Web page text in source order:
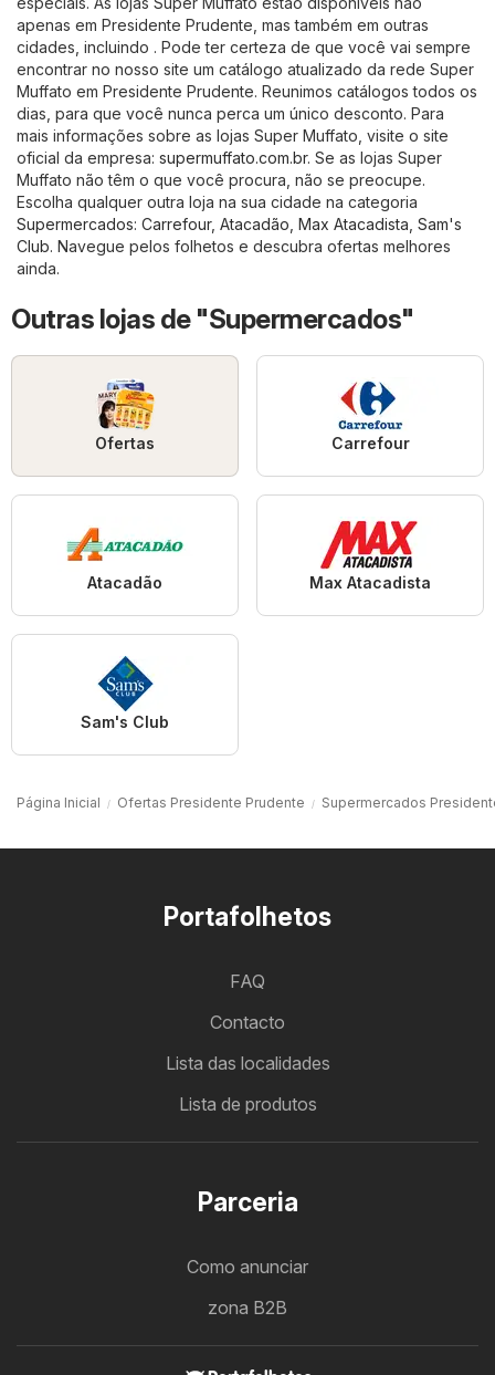
apenas em Presidente Prudente, mas também em outras
cidades, incluindo . Pode ter certeza de que você vai sempre
encontrar no nosso site um catálogo atualizado da rede Super
Muffato em Presidente Prudente. Reunimos catálogos todos os
dias, para que você nunca perca um único desconto. Para
mais informações sobre as lojas Super Muffato, visite o site
oficial da empresa: supermuffato.com.br. Se as lojas Super
Muffato não têm o que você procura, não se preocupe.
Escolha qualquer outra loja na sua cidade na categoria
Supermercados: Carrefour, Atacadão, Max Atacadista, Sam's
Club. Navegue pelos folhetos e descubra ofertas melhores
ainda.
Outras lojas de "Supermercados"
Ofertas Carrefour
Atacadão Max Atacadista
Sam's Club
Página Inicial Ofertas Presidente Prudente Supermercados
Portafolhetos
FAQ
Contacto
Lista das localidades
Lista de produtos
Parceria
Como anunciar
zona B2B